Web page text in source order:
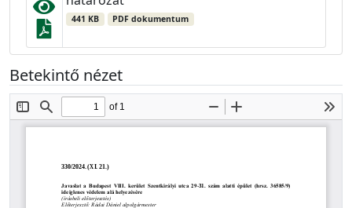
441 KB PDF dokumentum
Betekintő nézet